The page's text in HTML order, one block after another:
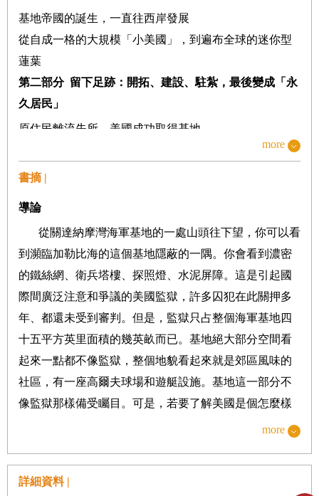
基地帝國的誕生，一直往西岸發展
從自成一格的大規模「小美國」，到遍布全球的迷你型
蓮葉
第二部分 留下足跡：開拓、建設、駐紮，最後變成「永
久居民」
原住民離流失所，美國成功取得基地
與獨裁者的利益交換
用毒害環境交換軍事戰力
第三部分 勞動與人力：支撐起整個基地帝國不僅是靠軍
人而已
一人當兵，全家共同奉獻國家
春風吹又生，不可告人的賣春事實
性暴力問題層出不窮
第四部分 有錢真好：沒有事情是金錢無法解決的
第十一章 龐大到無法估算的花費
第十二章 承包商大發利市，軍人只負責打仗
more
書摘 |
導論
從關達納摩灣海軍基地的一處山頭往下望，你可以看
到瀕臨加勒比海的這個基地隱蔽的一隅。你會看到濃密
的鐵絲網、衛兵塔樓、探照燈、水泥屏障。這是引起國
際間廣泛注意和爭議的美國監獄，許多囚犯在此關押多
年、都還未受到審判。但是，監獄只占整個海軍基地四
十五平方英里面積的幾英畝而已。基地絕大部分空間看
起來一點都不像監獄，整個地貌看起來就是郊區風味的
社區，有一座高爾夫球場和遊艇設施。基地這一部分不
像監獄那樣備受矚目。可是，若要了解美國是個怎麼樣
的國家，以及美國和世界其他國家的關係，它的重要性
more
詳細資料 |